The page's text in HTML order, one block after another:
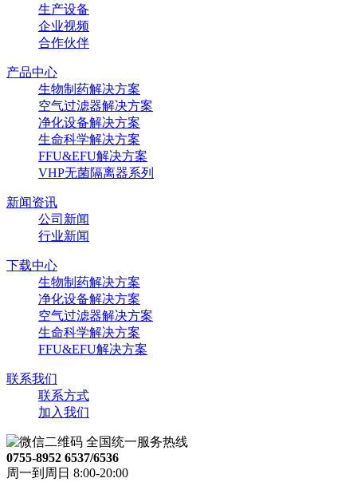
生产设备
企业视频
合作伙伴
产品中心
生物制药解决方案
空气过滤器解决方案
净化设备解决方案
生命科学解决方案
FFU&EFU解决方案
VHP无菌隔离器系列
新闻资讯
公司新闻
行业新闻
下载中心
生物制药解决方案
净化设备解决方案
空气过滤器解决方案
生命科学解决方案
FFU&EFU解决方案
联系我们
联系方式
加入我们
全国统一服务热线
0755-8952 6537/6536
周一到周日 8:00-20:00